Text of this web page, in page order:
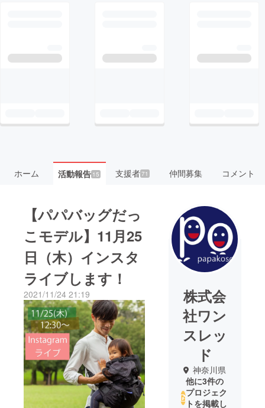
ホーム 活動報告15 支援者71 仲間募集 コメント
【パパバッグだっ
こモデル】11月25
日（木）インスタ
ライブします！
2021/11/24 21:19
株式会
社ワン
スレッ
ド
神奈川県
他に3件の
プロジェク
トを掲載し